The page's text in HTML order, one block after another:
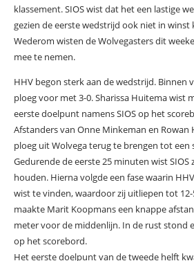
klassement. SIOS wist dat het een lastige
gezien de eerste wedstrijd ook niet in
Wederom wisten de Wolvegasters dit
mee te nemen.
HHV begon sterk aan de wedstrijd. Binnen
ploeg voor met 3-0. Sharissa Huitema wist
eerste doelpunt namens SIOS op het
Afstanders van Onne Minkeman en Rowan
ploeg uit Wolvega terug te brengen tot een
Gedurende de eerste 25 minuten wist SIOS
houden. Hierna volgde een fase waarin
wist te vinden, waardoor zij uitliepen tot
maakte Marit Koopmans een knappe
meter voor de middenlijn. In de rust stond
op het scorebord.
Het eerste doelpunt van de tweede helft